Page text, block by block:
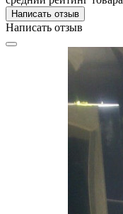
Написать отзыв
Написать отзыв